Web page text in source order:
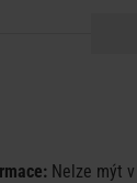
Nelze mýt